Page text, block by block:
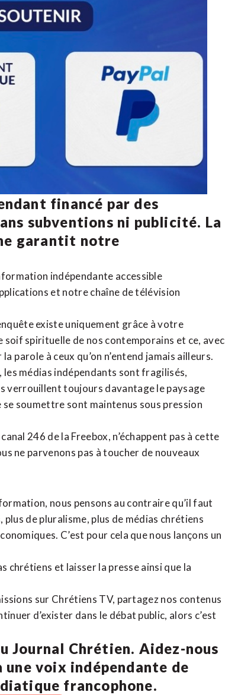
financé par des
subventions ni publicité. La
garantit notre
indépendante accessible
et notrechaîne de télévision
existe uniquement grâce à votre
soif spirituelle de nos contemporains et ce, avec
parole à ceux qu’on n’entend jamais ailleurs.
médias indépendants sont fragilisés,
verrouillent toujours davantage le paysage
soumettre sont maintenus sous pression
246 de la Freebox, n’échappent pas à cette
ne parvenons pas à toucher de nouveaux
nous pensons au contraire qu’il faut
de pluralisme, plus de médias chrétiens
C’est pour cela que nous lançons un
chrétiens et laisser la presse ainsi que la
sur Chrétiens TV, partagez nos contenus
d’exister dans le débat public, alors c’est
Journal Chrétien. Aidez-nous
voix indépendante de
francophone.